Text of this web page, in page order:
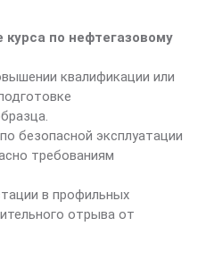
по нефтегазовому
квалификации или
безопасной эксплуатации
требованиям
в профильных
отрыва от